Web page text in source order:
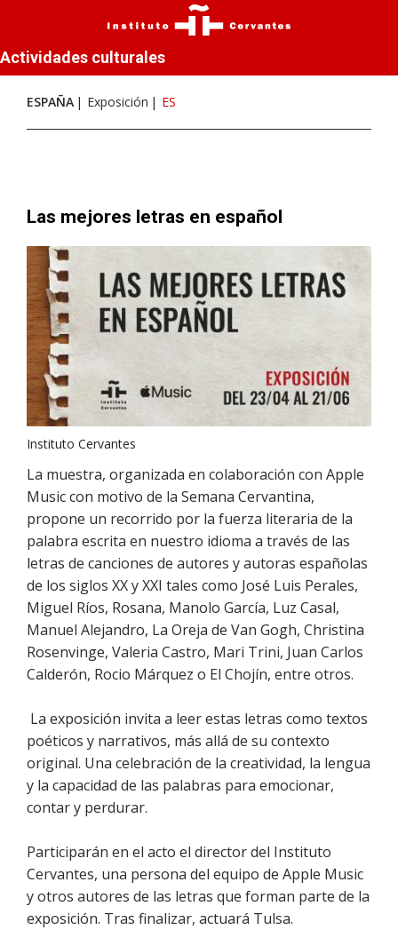
Actividades culturales
ESPAÑA Exposición ES
Las mejores letras en español
Instituto Cervantes
La muestra, organizada en colaboración con Apple
Music con motivo de la Semana Cervantina,
propone un recorrido por la fuerza literaria de la
palabra escrita en nuestro idioma a través de las
letras de canciones de autores y autoras españolas
de los siglos XX y XXI tales como José Luis Perales,
Miguel Ríos, Rosana, Manolo García, Luz Casal,
Manuel Alejandro, La Oreja de Van Gogh, Christina
Rosenvinge, Valeria Castro, Mari Trini, Juan Carlos
Calderón, Rocio Márquez o El Chojín, entre otros.
La exposición invita a leer estas letras como textos
poéticos y narrativos, más allá de su contexto
original. Una celebración de la creatividad, la lengua
y la capacidad de las palabras para emocionar,
contar y perdurar.
Participarán en el acto el director del Instituto
Cervantes, una persona del equipo de Apple Music
y otros autores de las letras que forman parte de la
exposición. Tras finalizar, actuará Tulsa.